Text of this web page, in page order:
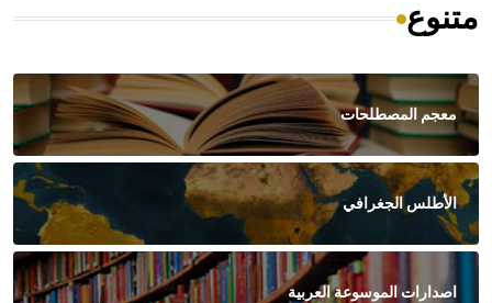
متنوع
معجم المصطلحات
الأطلس الجغرافي
اصدارات الموسوعة العربية